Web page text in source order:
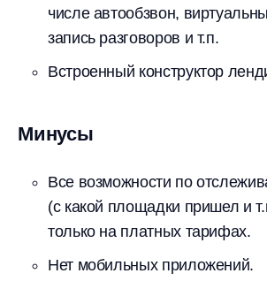
числе автообзвон,
запись разговоров и т.п.
Встроенный конструктор
Минусы
Все возможности по
(с какой площадки пришел и
только на платных тарифах.
Нет мобильных приложений.